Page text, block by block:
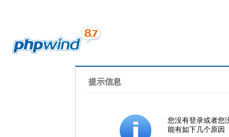
提示信息
您没有登录或者您
能有如下几个原因